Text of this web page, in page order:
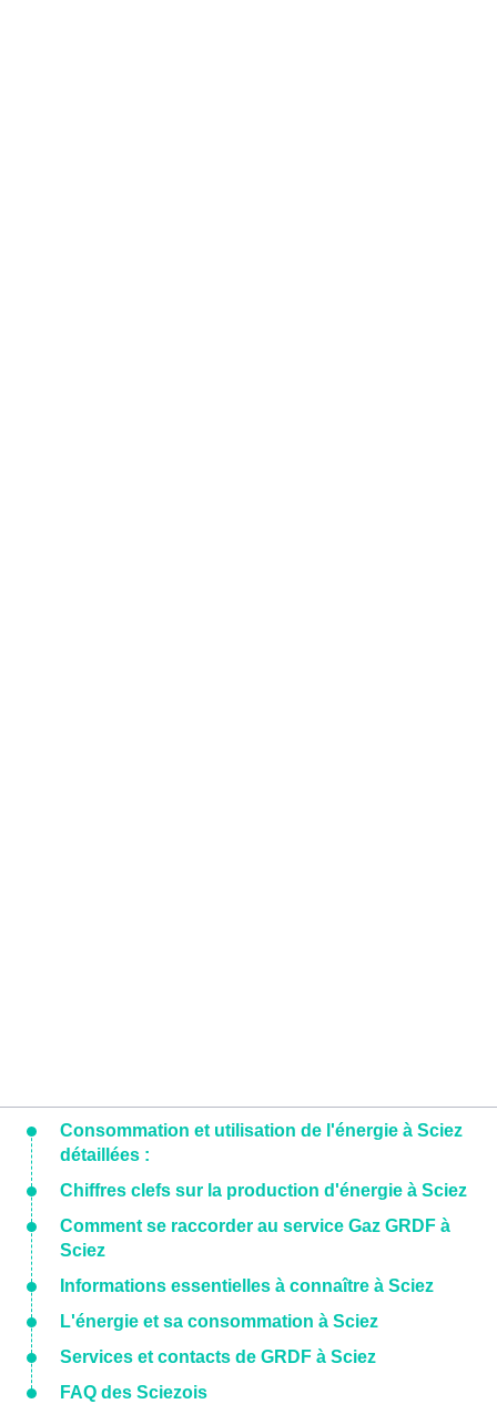
Consommation et utilisation de l'énergie à Sciez
détaillées :
Chiffres clefs sur la production d'énergie à Sciez
Comment se raccorder au service Gaz GRDF à
Sciez
Informations essentielles à connaître à Sciez
L'énergie et sa consommation à Sciez
Services et contacts de GRDF à Sciez
FAQ des Sciezois